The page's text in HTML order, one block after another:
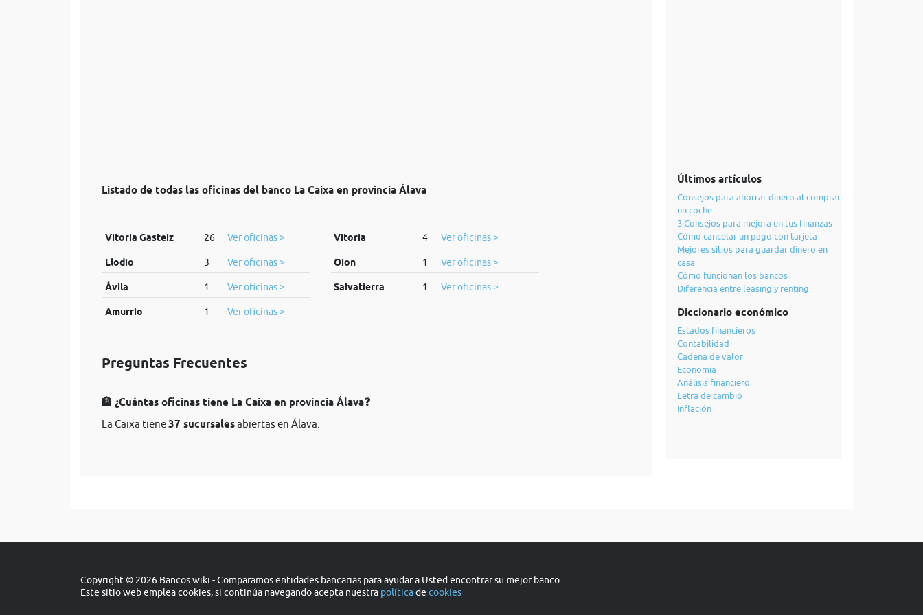
Listado de todas las oficinas del banco La Caixa en provincia Álava
Vitoria Gasteiz 26 Ver oficinas >
Llodio 3 Ver oficinas >
Ávila 1 Ver oficinas >
Amurrio 1 Ver oficinas >
Vitoria 4 Ver oficinas >
Oion 1 Ver oficinas >
Salvatierra 1 Ver oficinas >
Preguntas Frecuentes
🏦 ¿Cuántas oficinas tiene La Caixa en provincia Álava❓
La Caixa tiene37 sucursalesabiertas en Álava.
Últimos artículos
Consejos para ahorrar dinero al comprar
un coche
3 Consejos para mejora en tus finanzas
Cómo cancelar un pago con tarjeta
Mejores sitios para guardar dinero en
casa
Cómo funcionan los bancos
Diferencia entre leasing y renting
Diccionario económico
Estados financieros
Contabilidad
Cadena de valor
Economía
Análisis financiero
Letra de cambio
Inflación
Copyright © 2026 Bancos.wiki - Comparamos entidades bancarias para ayudar a Usted encontrar su mejor banco.
Este sitio web emplea cookies, si continúa navegando acepta nuestra políticade cookies